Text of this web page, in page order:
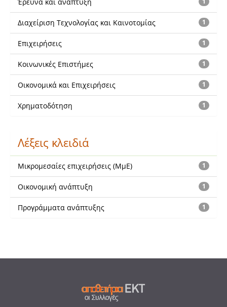
Έρευνα και ανάπτυξη
1
Διαχείριση Τεχνολογίας και Καινοτομίας
1
Επιχειρήσεις
1
Κοινωνικές Επιστήμες
1
Οικονομικά και Επιχειρήσεις
1
Χρηματοδότηση
Λέξεις κλειδιά
1
Μικρομεσαίες επιχειρήσεις (ΜμΕ)
1
Οικονομική ανάπτυξη
1
Προγράμματα ανάπτυξης